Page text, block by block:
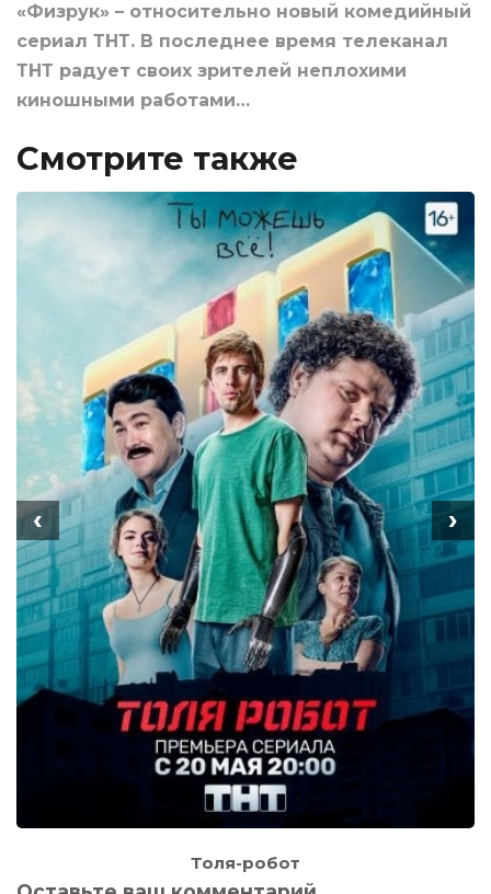
«Физрук» – относительно новый комедийный
сериал ТНТ. В последнее время телеканал
ТНТ радует своих зрителей неплохими
киношными работами…
Смотрите также
Толя-робот
‹ ›